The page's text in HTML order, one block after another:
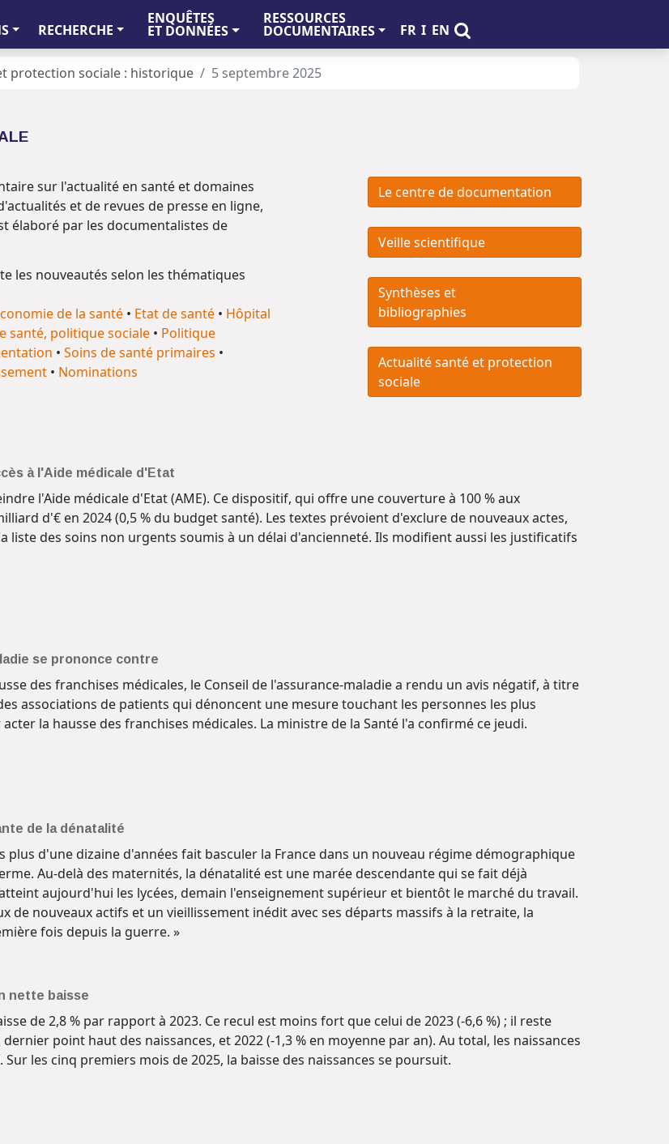
RECHERCHE
ENQUÊTES
ET DONNÉES
RESSOURCES
DOCUMENTAIRES FR I EN
protection sociale : historique 5 septembre 2025
sur l'actualité en santé et domaines
et de revues de presse en ligne,
élaboré par les documentalistes de
les nouveautés selon les thématiques
de la santé • Etat de santé • Hôpital
santé, politique sociale • Politique
• Soins de santé primaires •
• Nominations
Le centre de documentation
Veille scientifique
Synthèses et
bibliographies
Actualité santé et protection
sociale
à l'Aide médicale d'Etat
l'Aide médicale d'Etat (AME). Ce dispositif, qui offre une couverture à 100 % aux
d'€ en 2024 (0,5 % du budget santé). Les textes prévoient d'exclure de nouveaux actes,
des soins non urgents soumis à un délai d'ancienneté. Ils modifient aussi les justificatifs
se prononce contre
des franchises médicales, le Conseil de l'assurance-maladie a rendu un avis négatif, à titre
associations de patients qui dénoncent une mesure touchant les personnes les plus
la hausse des franchises médicales. La ministre de la Santé l'a confirmé ce jeudi.
de la dénatalité
plus d'une dizaine d'années fait basculer la France dans un nouveau régime démographique
Au-delà des maternités, la dénatalité est une marée descendante qui se fait déjà
aujourd'hui les lycées, demain l'enseignement supérieur et bientôt le marché du travail.
de nouveaux actifs et un vieillissement inédit avec ses départs massifs à la retraite, la
fois depuis la guerre. »
nette baisse
de 2,8 % par rapport à 2023. Ce recul est moins fort que celui de 2023 (‑6,6 %) ; il reste
point haut des naissances, et 2022 (‑1,3 % en moyenne par an). Au total, les naissances
les cinq premiers mois de 2025, la baisse des naissances se poursuit.